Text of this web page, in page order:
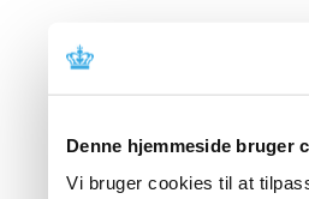
Denne hjemmeside bruger
Vi bruger cookies til at